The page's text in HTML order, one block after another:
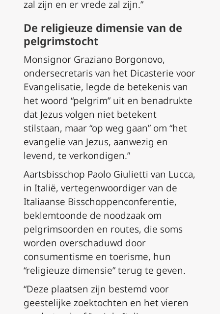
zal zijn en er vrede zal zijn.”
De religieuze dimensie van de
pelgrimstocht
Monsignor Graziano Borgonovo,
ondersecretaris van het Dicasterie voor
Evangelisatie, legde de betekenis van
het woord “pelgrim” uit en benadrukte
dat Jezus volgen niet betekent
stilstaan, maar “op weg gaan” om “het
evangelie van Jezus, aanwezig en
levend, te verkondigen.”
Aartsbisschop Paolo Giulietti van Lucca,
in Italië, vertegenwoordiger van de
Italiaanse Bisschoppenconferentie,
beklemtoonde de noodzaak om
pelgrimsoorden en routes, die soms
worden overschaduwd door
consumentisme en toerisme, hun
“religieuze dimensie” terug te geven.
“Deze plaatsen zijn bestemd voor
geestelijke zoektochten en het vieren